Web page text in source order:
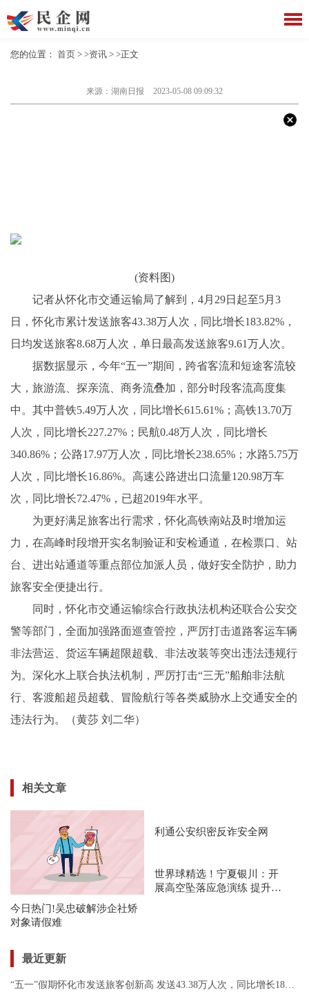
您的位置： 首页 > >资讯 > >正文
来源：湖南日报 2023-05-08 09:09:32
(资料图)
记者从怀化市交通运输局了解到，4月29日起至5月3
日，怀化市累计发送旅客43.38万人次，同比增长183.82%，
日均发送旅客8.68万人次，单日最高发送旅客9.61万人次。
据数据显示，今年“五一”期间，跨省客流和短途客流较
大，旅游流、探亲流、商务流叠加，部分时段客流高度集
中。其中普铁5.49万人次，同比增长615.61%；高铁13.70万
人次，同比增长227.27%；民航0.48万人次，同比增长
340.86%；公路17.97万人次，同比增长238.65%；水路5.75万
人次，同比增长16.86%。高速公路进出口流量120.98万车
次，同比增长72.47%，已超2019年水平。
为更好满足旅客出行需求，怀化高铁南站及时增加运
力，在高峰时段增开实名制验证和安检通道，在检票口、站
台、进出站通道等重点部位加派人员，做好安全防护，助力
旅客安全便捷出行。
同时，怀化市交通运输综合行政执法机构还联合公安交
警等部门，全面加强路面巡查管控，严厉打击道路客运车辆
非法营运、货运车辆超限超载、非法改装等突出违法违规行
为。深化水上联合执法机制，严厉打击“三无”船舶非法航
行、客渡船超员超载、冒险航行等各类威胁水上交通安全的
违法行为。（黄莎 刘二华）
相关文章
今日热门!吴忠破解涉企社矫
对象请假难
利通公安织密反诈安全网
世界球精选！宁夏银川：开
展高空坠落应急演练 提升应
最近更新
“五一”假期怀化市发送旅客创新高 发送43.38万人次，同比增长183.82％